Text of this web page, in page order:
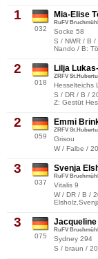
1
032
Mia-Elise
RuFV
Socke 58
S / NWR / B
Nando / B:
2
018
Lilja
ZRFV
Hesselteichs
S / DR / B /
Z: Gestüt
2
059
Emmi
ZRFV
Grisou
W / Falbe /
3
037
Svenja
RuFV
Vitalis 9
W / DR / B /
3
075
Jacqueline
RuFV
Sydney 294
S / braun /